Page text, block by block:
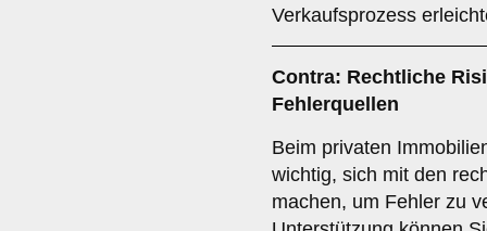
Verkaufsprozess
Contra: Rechtliche
Fehlerquellen
Beim privaten
wichtig, sich mit den
machen, um Fehler zu